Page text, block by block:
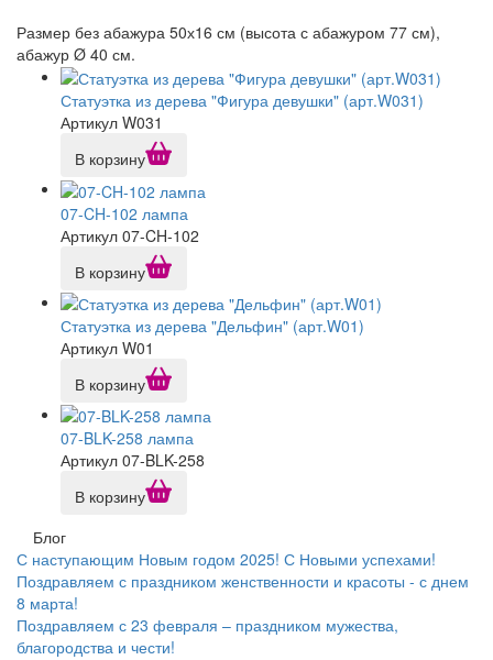
Размер без абажура 50х16 см (высота с абажуром 77 см),
абажур Ø 40 см.
Статуэтка из дерева "Фигура девушки" (арт.W031)
Артикул W031
В корзину
07-CH-102 лампа
Артикул 07-CH-102
В корзину
Статуэтка из дерева "Дельфин" (арт.W01)
Артикул W01
В корзину
07-BLK-258 лампа
Артикул 07-BLK-258
В корзину
Блог
С наступающим Новым годом 2025! С Новыми успехами!
Поздравляем с праздником женственности и красоты - с днем
8 марта!
Поздравляем с 23 февраля – праздником мужества,
благородства и чести!